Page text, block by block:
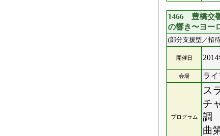
1466 豊橋交
の響き〜ヨー
(部分支援型／招
開催日
会場 ラ
プログラム
ス
チ
調
曲